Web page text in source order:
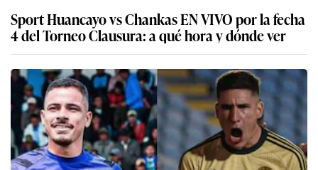
Sport Huancayo vs Chankas EN VIVO por la fecha
4 del Torneo Clausura: a qué hora y dónde ver